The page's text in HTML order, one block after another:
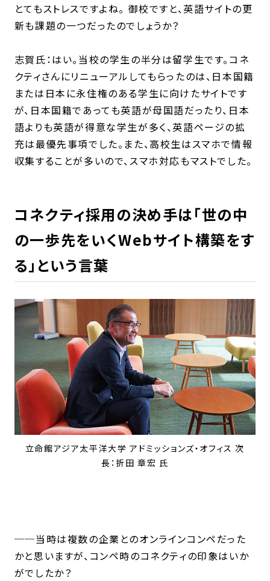
とてもストレスですよね。 御校ですと、英語サイトの更
新も課題の一つだったのでしょうか？
志賀氏：はい。当校の学生の半分は留学生です。コネ
クティさんにリニューアルしてもらったのは、日本国籍
または日本に永住権のある学生に向けたサイトです
が、日本国籍であっても英語が母国語だったり、 日本
語よりも英語が得意な学生が多く、英語ページの拡
充は最優先事項でした。また、高校生はスマホで情報
収集することが多いので、スマホ対応もマストでした。
コネクティ採用の決め手は「世の中
の一歩先をいくWebサイト構築をす
る」という言葉
立命館アジア太平洋大学 アドミッションズ・オフィス 次
長：折田 章宏 氏
──当時は複数の企業とのオンラインコンペだった
かと思いますが、コンペ時のコネクティの印象はいか
がでしたか？